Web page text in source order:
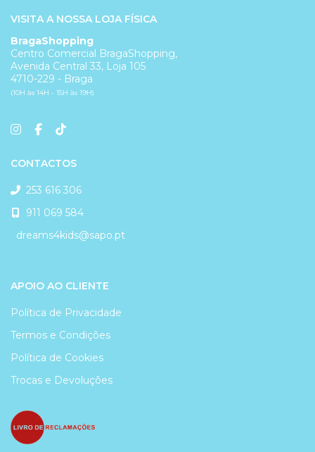
VISITA A NOSSA LOJA FÍSICA
BragaShopping
Centro Comercial BragaShopping,
Avenida Central 33, Loja 105
4710-229 - Braga
(10H às 14H - 15H às 19H)
CONTACTOS
253 616 306
911 069 584
dreams4kids@sapo.pt
APOIO AO CLIENTE
Política de Privacidade
Termos e Condições
Política de Cookies
Trocas e Devoluções